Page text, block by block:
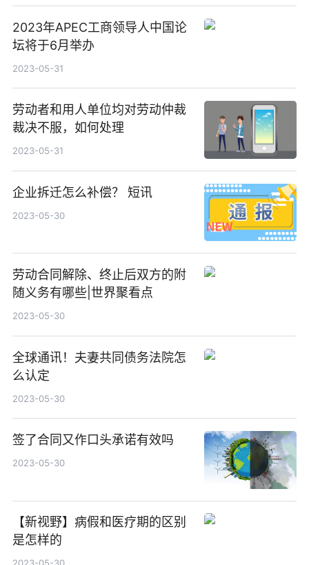
2023年APEC工商领导人中国论
坛将于6月举办
2023-05-31
劳动者和用人单位均对劳动仲裁
裁决不服，如何处理
2023-05-31
企业拆迁怎么补偿？ 短讯
2023-05-30
劳动合同解除、终止后双方的附
随义务有哪些|世界聚看点
2023-05-30
全球通讯！夫妻共同债务法院怎
么认定
2023-05-30
签了合同又作口头承诺有效吗
2023-05-30
【新视野】病假和医疗期的区别
是怎样的